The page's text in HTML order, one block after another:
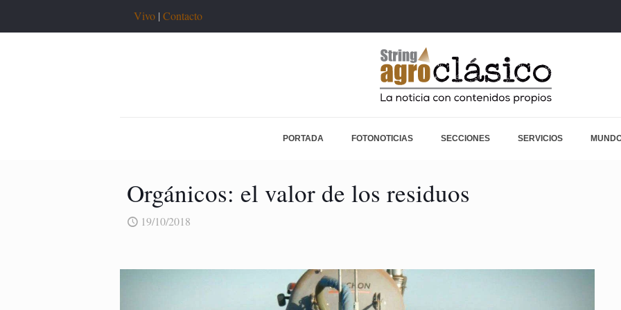
Vivo | Contacto
PORTADA FOTONOTICIAS SECCIONES SERVICIOS
Orgánicos: el valor de los residuos
19/10/2018